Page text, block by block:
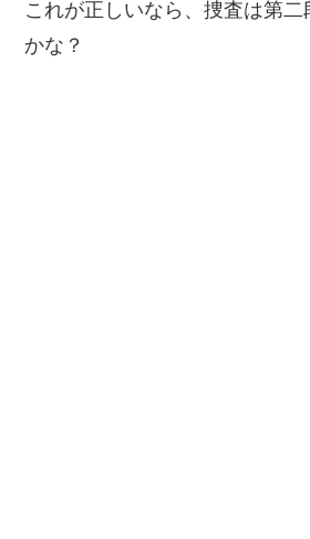
これが正しいなら、捜査は第二
かな？